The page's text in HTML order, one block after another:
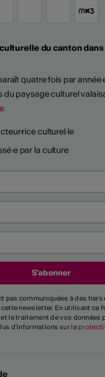
du canton
quatre fois par année
du paysage culturel
culturel·le
par la culture
pas communiquées à des tiers
newsletter. En utilisant ce
le traitement de vos données
d'informations sur la